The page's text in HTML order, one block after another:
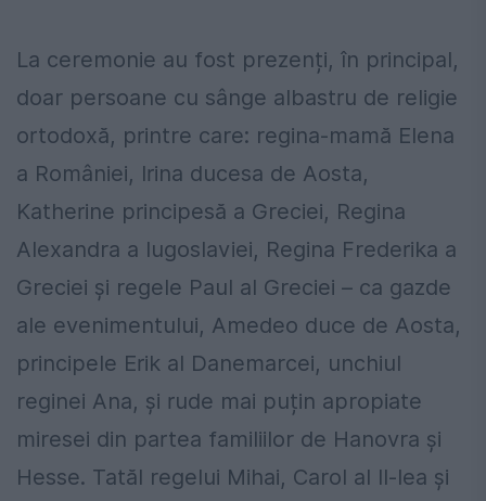
La ceremonie au fost prezenți, în principal,
doar persoane cu sânge albastru de religie
ortodoxă, printre care: regina-mamă Elena
a României, Irina ducesa de Aosta,
Katherine principesă a Greciei, Regina
Alexandra a Iugoslaviei, Regina Frederika a
Greciei și regele Paul al Greciei – ca gazde
ale evenimentului, Amedeo duce de Aosta,
principele Erik al Danemarcei, unchiul
reginei Ana, și rude mai puțin apropiate
miresei din partea familiilor de Hanovra și
Hesse. Tatăl regelui Mihai, Carol al II-lea și